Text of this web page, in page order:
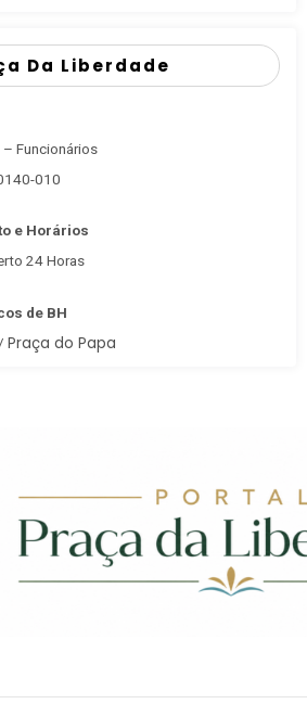
Da Liberdade
Funcionários
010
e Horários
24 Horas
de BH
/ Praça do Papa